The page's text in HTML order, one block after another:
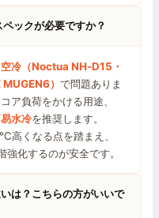
ックが必要ですか？
冷（Noctua NH-D15・
）で問題ありま
ア負荷をかける用途、
水冷を推奨します。
くなる点を踏まえ、
化するのが安全です。
？こちらの方がいいで